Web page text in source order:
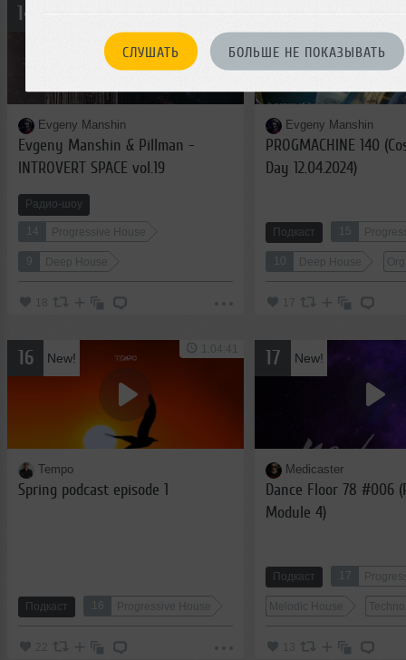
СЛУШАТЬ БОЛЬШЕ НЕ ПОКАЗЫВАТЬ
14
Evgeny Manshin
Evgeny Manshin & Pillman -
INTROVERT SPACE vol.19
(CosmosRadio September 2021)
Радио-шоу
14 Progressive House
9 Deep House
Evgeny Manshin
PROGMACHINE 140
Day 12.04.2024)
Подкаст 15
10 Deep House
17
16 New!
Tempo
Spring podcast еpisode 1
Подкаст 16 Progressive House
22
17 New!
Medicaster
Dance Floor 78 #006
Module 4)
Подкаст 17
Melodic House Techno
13